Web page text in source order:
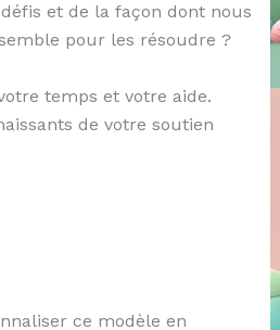
et de la façon dont nous
pour les résoudre ?
temps et votre aide.
de votre soutien
ce modèle en